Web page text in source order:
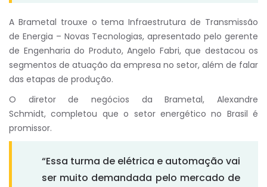
A Brametal trouxe o tema Infraestrutura de Transmissão
de Energia – Novas Tecnologias, apresentado pelo gerente
de Engenharia do Produto, Angelo Fabri, que destacou os
segmentos de atuação da empresa no setor, além de falar
das etapas de produção.
O diretor de negócios da Brametal, Alexandre
Schmidt, completou que o setor energético no Brasil é
promissor.
“Essa turma de elétrica e automação vai
ser muito demandada pelo mercado de